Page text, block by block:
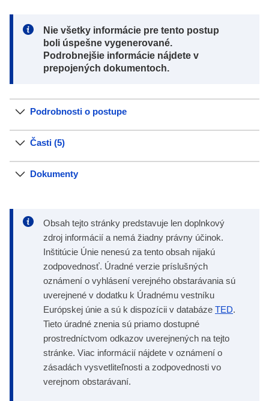
Note:
Nie všetky informácie pre tento postup
boli úspešne vygenerované.
Podrobnejšie informácie nájdete v
prepojených dokumentoch.
Podrobnosti o postupe
Časti (5)
Dokumenty
Obsah tejto stránky predstavuje len doplnkový
zdroj informácií a nemá žiadny právny účinok.
Inštitúcie Únie nenesú za tento obsah nijakú
zodpovednosť. Úradné verzie príslušných
oznámení o vyhlásení verejného obstarávania sú
uverejnené v dodatku k Úradnému vestníku
Európskej únie a sú k dispozícii v databáze TED.
Tieto úradné znenia sú priamo dostupné
prostredníctvom odkazov uverejnených na tejto
stránke. Viac informácií nájdete v oznámení o
zásadách vysvetliteľnosti a zodpovednosti vo
verejnom obstarávaní.